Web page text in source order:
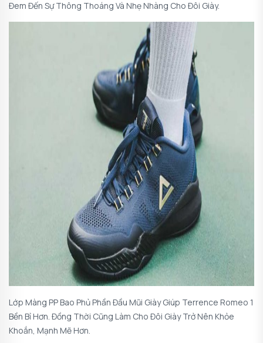
Đem Đến Sự Thông Thoáng Và Nhẹ Nhàng Cho Đôi Giày.
Lớp Màng PP Bao Phủ Phần Đầu Mũi Giày Giúp Terrence Romeo 1
Bền Bỉ Hơn. Đồng Thời Cũng Làm Cho Đôi Giày Trở Nên Khỏe
Khoắn, Mạnh Mẽ Hơn.